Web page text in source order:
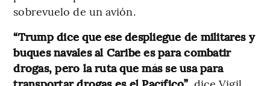
sobrevuelo de un avión.
“Trump dice que ese despliegue de militares y
buques navales al Caribe es para combatir
drogas, pero la ruta que más se usa para